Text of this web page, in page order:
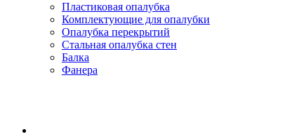
Пластиковая опалубка
Комплектующие для опалубки
Опалубка перекрытий
Стальная опалубка стен
Балка
Фанера